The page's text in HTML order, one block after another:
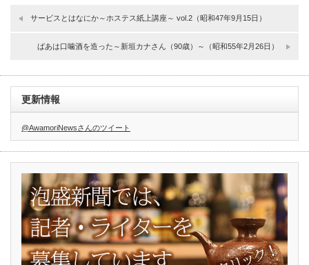
サービスとはなにか～ホステス紙上講座～ vol.2（昭和47年9月15日）
ばあは口噛酒を造った～新垣カナさん（90歳）～（昭和55年2月26日）
更新情報
@AwamoriNewsさんのツイート